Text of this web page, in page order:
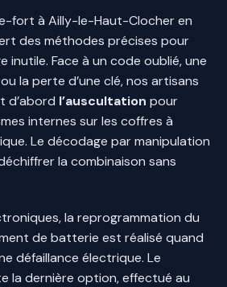
fort à Ailly-le-Haut-Clocher en
des méthodes précises pour
inutile. Face à un code oublié, une
la perte d’une clé, nos artisans
d’abord l’auscultation pour
internes sur les coffres à
Le décodage par manipulation
la combinaison sans
la reprogrammation du
de batterie est réalisé quand
défaillance électrique. Le
la dernière option, effectué au